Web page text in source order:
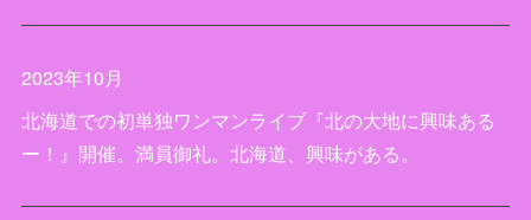
2023年10月
北海道での初単独ワンマンライブ『北の大地に興味ある
ー！』開催。満員御礼。北海道、興味がある。